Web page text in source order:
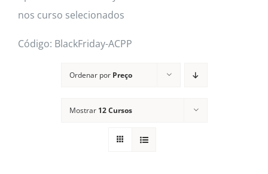
nos curso selecionados
Código: BlackFriday-ACPP
Ordenar por Preço
Mostrar 12 Cursos